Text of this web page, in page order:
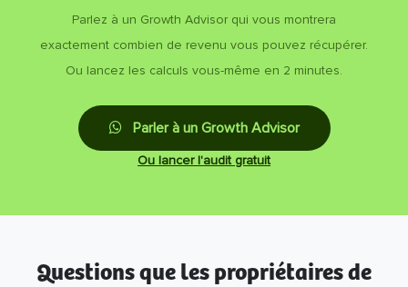
Parlez à un Growth Advisor qui vous montrera
exactement combien de revenu vous pouvez récupérer.
Ou lancez les calculs vous-même en 2 minutes.
Parler à un Growth Advisor
Ou lancer l'audit gratuit
Questions que les propriétaires de